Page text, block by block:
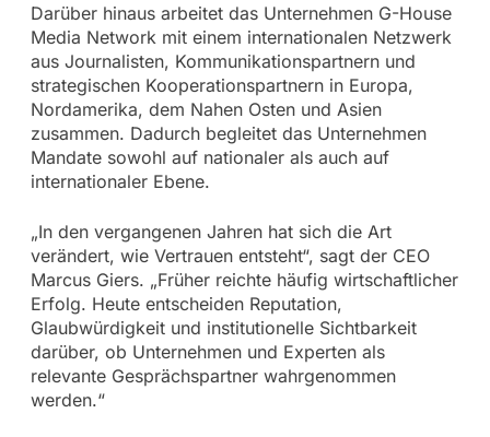
Darüber hinaus arbeitet das Unternehmen G-House
Media Network mit einem internationalen Netzwerk
aus Journalisten, Kommunikationspartnern und
strategischen Kooperationspartnern in Europa,
Nordamerika, dem Nahen Osten und Asien
zusammen. Dadurch begleitet das Unternehmen
Mandate sowohl auf nationaler als auch auf
internationaler Ebene.
„In den vergangenen Jahren hat sich die Art
verändert, wie Vertrauen entsteht“, sagt der CEO
Marcus Giers. „Früher reichte häufig wirtschaftlicher
Erfolg. Heute entscheiden Reputation,
Glaubwürdigkeit und institutionelle Sichtbarkeit
darüber, ob Unternehmen und Experten als
relevante Gesprächspartner wahrgenommen
werden.“